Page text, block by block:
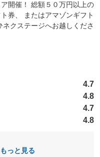
開催！ 総額５０万円以上の
券、 またはアマゾンギフト
クステージへお越しくださ
）
4.7
4.8
4.7
4.8
もっと見る